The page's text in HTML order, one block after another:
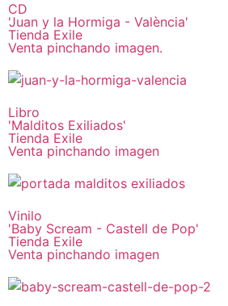
CD
'Juan y la Hormiga - València'
Tienda Exile
Venta pinchando imagen.
Libro
'Malditos Exiliados'
Tienda Exile
Venta pinchando imagen
Vinilo
'Baby Scream - Castell de Pop'
Tienda Exile
Venta pinchando imagen